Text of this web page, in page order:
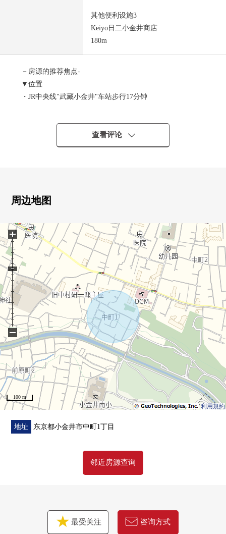
其他便利设施3
Keiyo日二小金井商店
180m
－房源的推荐焦点-
▼位置
・JR中央线"武藏小金井"车站步行17分钟
・西武多摩川线"新小金井"车站步行16分钟
▼土地的特徴
能在喜欢的厂商要建筑
▼周边环境
・步行范围以内有超市·便利店，也便于购物
・到武藏野公园步行2分钟(约100m)
■在找想要的家方面给予帮助的━━━━━・・・
房源的详细、需讨论是如有意向，请跟我们联系。
查看评论
周边地图
利用規約
100 m
+
−
地址 东京都小金井市中町1丁目
邻近房源查询
最受关注 咨询方式